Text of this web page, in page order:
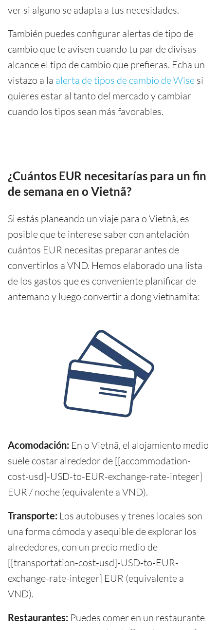
ver si alguno se adapta a tus necesidades.
También puedes configurar alertas de tipo de
cambio que te avisen cuando tu par de divisas
alcance el tipo de cambio que prefieras. Echa un
vistazo a la alerta de tipos de cambio de Wise si
quieres estar al tanto del mercado y cambiar
cuando los tipos sean más favorables.
¿Cuántos EUR necesitarías para un fin
de semana en o Vietnã?
Si estás planeando un viaje para o Vietnã, es
posible que te interese saber con antelación
cuántos EUR necesitas preparar antes de
convertirlos a VND. Hemos elaborado una lista
de los gastos que es conveniente planificar de
antemano y luego convertir a dong vietnamita:
Acomodación: En o Vietnã, el alojamiento medio
suele costar alrededor de [[accommodation-
cost-usd]-USD-to-EUR-exchange-rate-integer]
EUR / noche (equivalente a VND).
Transporte: Los autobuses y trenes locales son
una forma cómoda y asequible de explorar los
alrededores, con un precio medio de
[[transportation-cost-usd]-USD-to-EUR-
exchange-rate-integer] EUR (equivalente a
VND).
Restaurantes: Puedes comer en un restaurante